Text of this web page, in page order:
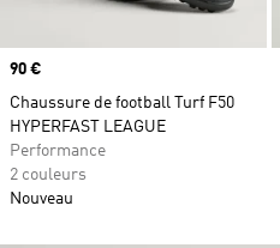
Prix
90 €
Chaussure de football Turf F50
HYPERFAST LEAGUE
Performance
2 couleurs
Nouveau